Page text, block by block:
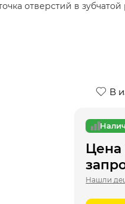
отверстий в
В
Цена
Нашли